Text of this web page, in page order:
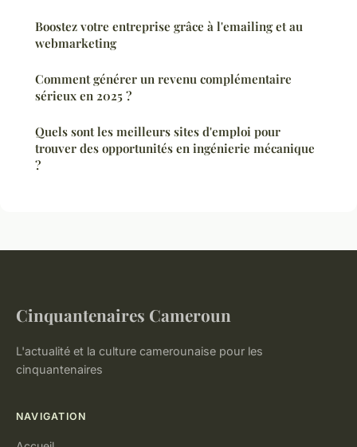
Boostez votre entreprise grâce à l'emailing et au
webmarketing
Comment générer un revenu complémentaire
sérieux en 2025 ?
Quels sont les meilleurs sites d'emploi pour
trouver des opportunités en ingénierie mécanique
?
Cinquantenaires Cameroun
L'actualité et la culture camerounaise pour les
cinquantenaires
NAVIGATION